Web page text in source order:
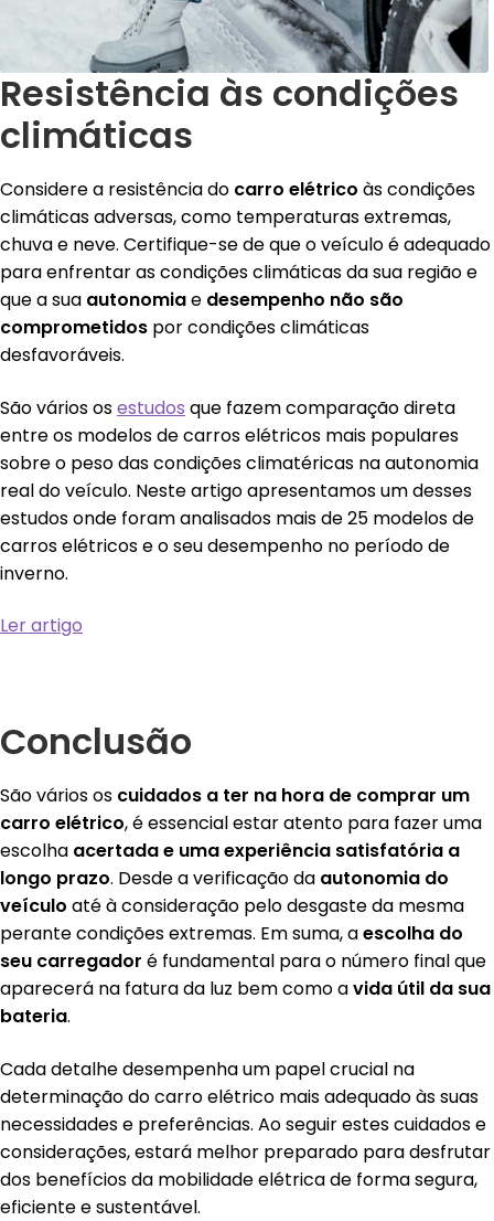
Resistência às condições
climáticas
Considere a resistência do carro elétrico às condições
climáticas adversas, como temperaturas extremas,
chuva e neve. Certifique-se de que o veículo é adequado
para enfrentar as condições climáticas da sua região e
que a sua autonomiae desempenho não são
comprometidos por condições climáticas
desfavoráveis.
São vários osestudos que fazem comparação direta
entre os modelos de carros elétricos mais populares
sobre o peso das condições climatéricas na autonomia
real do veículo. Neste artigo apresentamos um desses
estudos onde foram analisados mais de 25 modelos de
carros elétricos e o seu desempenho no período de
inverno.
Ler artigo
Conclusão
São vários os cuidados a ter na hora de comprar um
carro elétrico, é essencial estar atento para fazer uma
escolha acertada e uma experiência satisfatória a
longo prazo. Desde a verificação da autonomia do
veículo até à consideração pelo desgaste da mesma
perante condições extremas. Em suma, aescolha do
seu carregador é fundamental para o número final que
aparecerá na fatura da luz bem como avida útil da sua
bateria.
Cada detalhe desempenha um papel crucial na
determinação do carro elétrico mais adequado às suas
necessidades e preferências. Ao seguir estes cuidados e
considerações, estará melhor preparado para desfrutar
dos benefícios da mobilidade elétrica de forma segura,
eficiente e sustentável.